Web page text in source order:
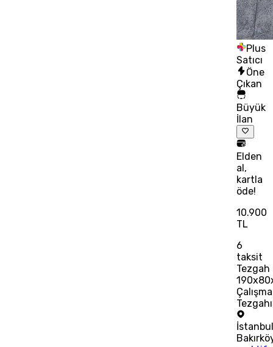
Plus
Satıcı
Öne
Çıkan
Büyük
İlan
Elden
al,
kartla
öde!
10.900
TL
6
taksit
Tezgah
Çalışma
Tezgahı
İstanbul